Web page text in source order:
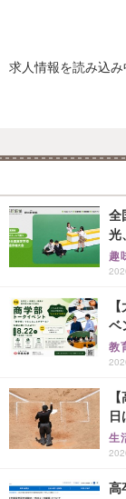
求人情報を読み込み
全
光
趣
ベ
教
生
高